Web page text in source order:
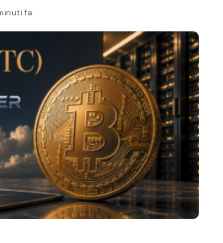
fa